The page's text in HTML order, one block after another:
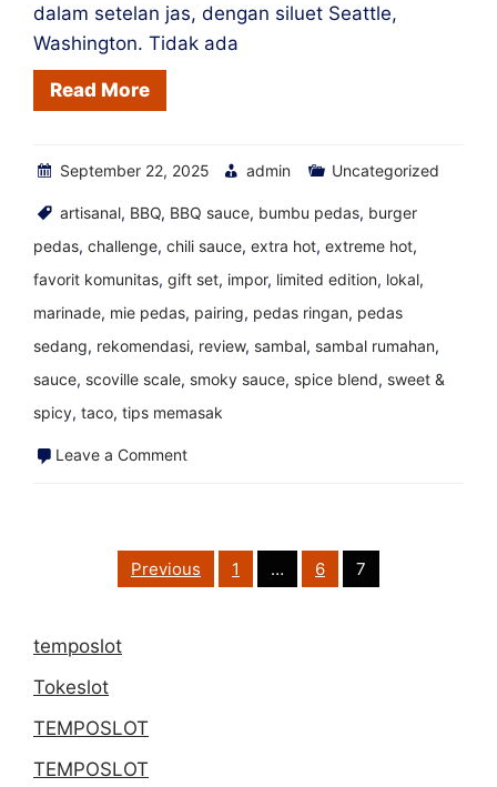
dalam setelan jas, dengan siluet Seattle,
Washington. Tidak ada
Read More
September 22, 2025 admin Uncategorized
artisanal, BBQ, BBQ sauce, bumbu pedas, burger
pedas, challenge, chili sauce, extra hot, extreme hot,
favorit komunitas, gift set, impor, limited edition, lokal,
marinade, mie pedas, pairing, pedas ringan, pedas
sedang, rekomendasi, review, sambal, sambal rumahan,
sauce, scoville scale, smoky sauce, spice blend, sweet &
spicy, taco, tips memasak
Leave a Commenton
ayam
panas
pagination
Previous 1 … 6 7
temposlot
Tokeslot
TEMPOSLOT
TEMPOSLOT